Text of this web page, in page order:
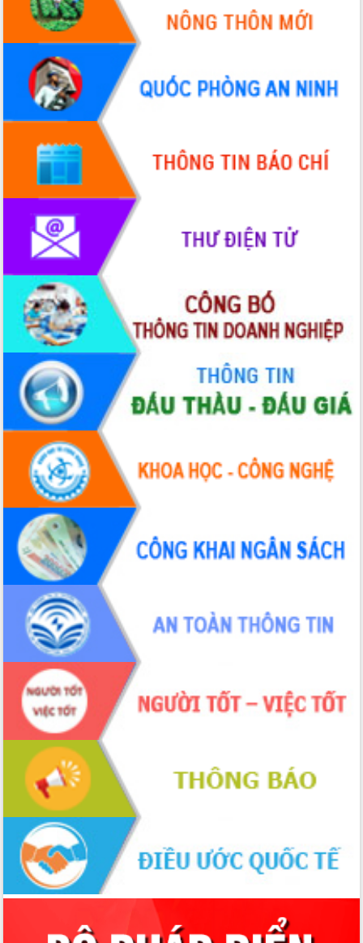
Phó Chủ tịch UBND tỉnh Đắk Lắk
Trương Công Thái kiểm tra thực địa
Dự án cao tốc Khánh Hòa - Buôn Ma
Định vị cà phê Việt Nam như một “di
sản sống” trong dòng chảy toàn cầu
Xây dựng nông thôn mới: Nâng cao đời
sống người dân từ những mô hình thiết
Quyết liệt tháo gỡ vướng mắc, đẩy
nhanh tiến độ các dự án trọng điểm
trong Khu kinh tế Nam Phú Yên
Hòn Yến phát triển du lịch gắn với bảo
tồn biển
Lấy ý kiến điều chỉnh Quy hoạch tỉnh
Đắk Lắk thời kỳ 2021-2030, tầm nhìn
đến năm 2050
Phát động chiến dịch 30 ngày đêm
giải phóng mặt bằng Tuyến đường bộ
ven biển
Đắk Lắk nỗ lực thúc đẩy tăng trưởng
kinh tế từ 10% trở lên trong Quý
II/2026
Đắk Lắk ký kết thỏa thuận hợp tác về
chuyển đổi số giai đoạn 2026 – 2030
với Tập đoàn Bưu chính Viễn thông
Việt Nam
Thứ trưởng Bộ Y tế làm việc với tỉnh
Đắk Lắk về phát triển nhân lực y tế
cho trạm y tế cấp xã
Du lịch Đắk Lắk nâng tầm trải nghiệm
du khách thông qua Hệ thống cơ sở dữ
liệu và Bản đồ số
Tập huấn ứng dụng trí tuệ nhân tạo (AI)
trong thương mại điện tử năm 2026
Đoàn đại biểu Quốc hội tỉnh Đắk Lắk
trao đổi thông tin trước Kỳ họp thứ
nhất, Quốc hội khóa XVI
Quyết liệt cải cách hành chính, khơi
thông nguồn lực phát triển
Nâng cao hiệu lực, hiệu quả HĐND
tỉnh thông qua hiện đại hóa hành chính
Xã Ea Phê gắn cải cách hành chính với
chuyển đổi số
Phó Chủ tịch Thường trực UBND tỉnh
Hồ Thị Nguyên Thảo làm việc tại Trung
tâm Phục vụ hành chính công xã Ea
Phê
Xây dựng nền hành chính số đồng
hành cùng nông dân dân, doanh nghiệp
Giai đoạn 2026-2030, Đắk Lắk phấn
đấu có 77% xã đạt chuẩn nông thôn